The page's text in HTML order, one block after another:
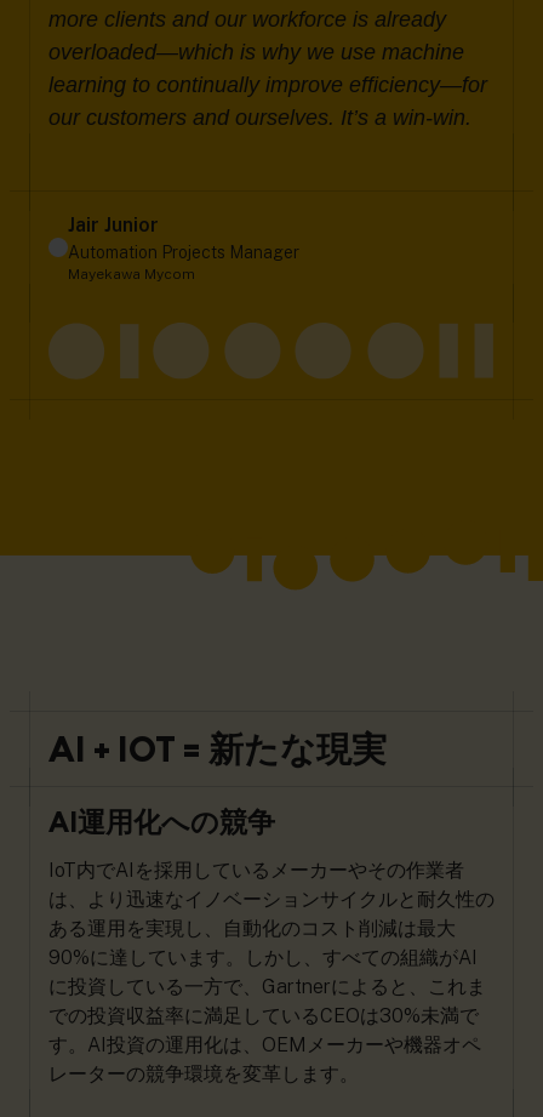
more clients and our workforce is already
overloaded—which is why we use machine
learning to continually improve efficiency—for
our customers and ourselves. It’s a win-win.
Jair Junior
Automation Projects Manager
Mayekawa Mycom
AI + IOT = 新たな現実
AI運用化への競争
IoT内でAIを採用しているメーカーやその作業者
は、より迅速なイノベーションサイクルと耐久性の
ある運用を実現し、自動化のコスト削減は最大
90%に達しています。しかし、すべての組織がAI
に投資している一方で、Gartnerによると、これま
での投資収益率に満足しているCEOは30%未満で
す。AI投資の運用化は、OEMメーカーや機器オペ
レーターの競争環境を変革します。